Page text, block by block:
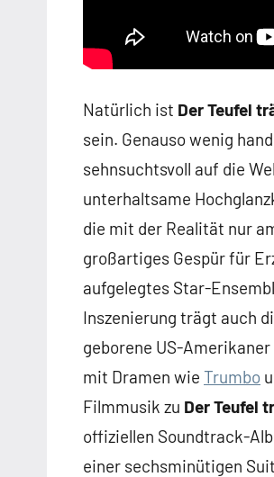
Natürlich ist Der Teufel
sein. Genauso wenig
sehnsuchtsvoll auf die
unterhaltsame
die mit der Realität nur
großartiges Gespür für
aufgelegtes Star-
Inszenierung trägt auch
geborene US-
mit Dramen wie Trumbo
Filmmusik zu Der Teufel
offiziellen Soundtrack-
einer sechsminütigen